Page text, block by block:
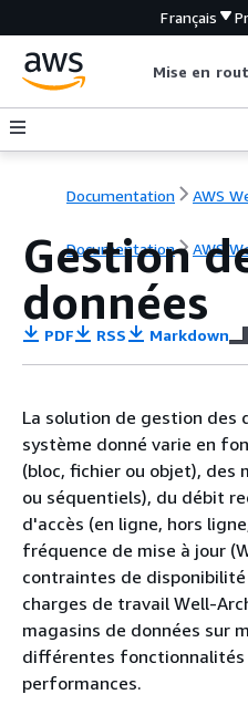
Français
Mise en
Documentation AWS
Documentation AWS
Gestion
données
PDF RSS Markdown
La solution de gestion des
système donné varie en
(bloc, fichier ou objet), des
ou séquentiels), du débit
d'accès (en ligne, hors
fréquence de mise à jour
contraintes de
charges de travail Well-
magasins de données sur
différentes fonctionnalités
performances.